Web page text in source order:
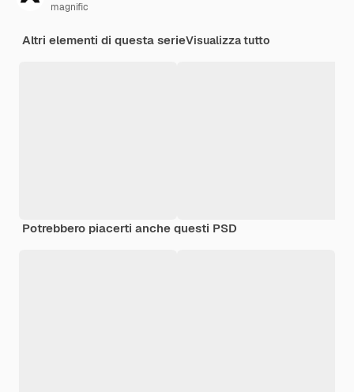
magnific
Altri elementi di questa serieVisualizza tutto
Potrebbero piacerti anche questi PSD